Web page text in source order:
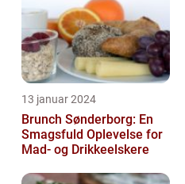
13 januar 2024
Brunch Sønderborg: En
Smagsfuld Oplevelse for
Mad- og Drikkeelskere